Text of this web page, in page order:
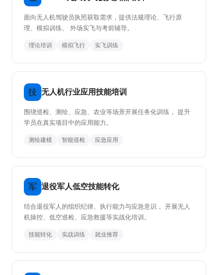
面向无人机驾驶员执照获取需求，提供法规理论、飞行原
理、模拟训练、 外场实飞与考前辅导。
理论培训 模拟飞行 实飞训练
技 无人机行业应用技能培训
围绕巡检、测绘、应急、农业等场景开展任务化训练， 提升
学员在真实项目中的应用能力。
测绘建模 智能巡检 应急应用
军 退役军人低空技能转化
结合退役军人的组织纪律、执行能力与应急意识， 开展无人
机操控、低空巡检、应急救援等实战化培训。
技能转化 实战训练 就业推荐